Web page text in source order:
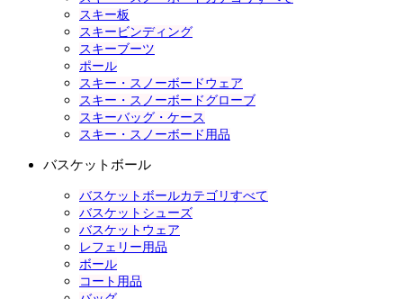
スキー板
スキービンディング
スキーブーツ
ポール
スキー・スノーボードウェア
スキー・スノーボードグローブ
スキーバッグ・ケース
スキー・スノーボード用品
バスケットボール
バスケットボールカテゴリすべて
バスケットシューズ
バスケットウェア
レフェリー用品
ボール
コート用品